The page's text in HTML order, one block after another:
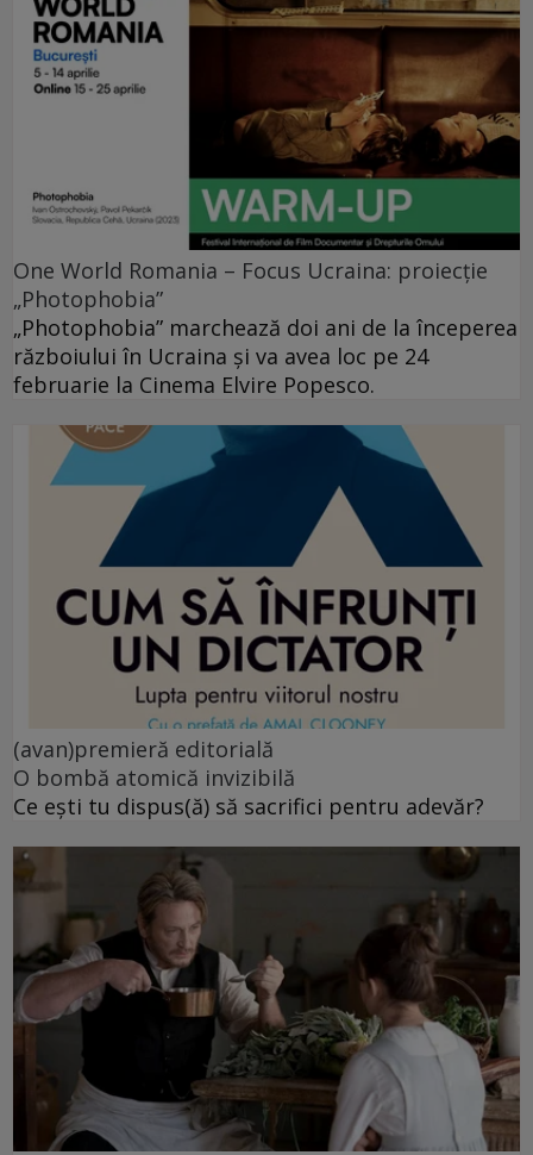
One World Romania – Focus Ucraina: proiecție
„Photophobia”
„Photophobia” marchează doi ani de la începerea
războiului în Ucraina și va avea loc pe 24
februarie la Cinema Elvire Popesco.
(avan)premieră editorială
O bombă atomică invizibilă
Ce ești tu dispus(ă) să sacrifici pentru adevăr?